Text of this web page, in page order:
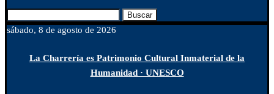
Buscar
sábado, 8 de agosto de 2026
La Charrería es Patrimonio Cultural Inmaterial de la
Humanidad · UNESCO